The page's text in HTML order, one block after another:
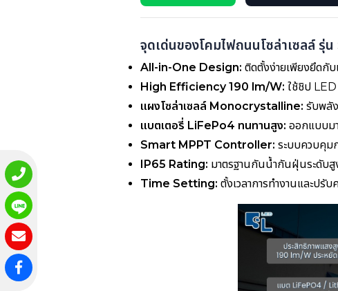
จุดเด่นของโคมไฟถนนโซล่าเซลล์ รุ่
All-in-One Design: ติดตั้งง่ายเพียงยึดกับ
High Efficiency 190 lm/W: ใช้ชิป LED
แผงโซล่าเซลล์ Monocrystalline: รับพลั
แบตเตอรี่ LiFePo4 ทนทานสูง: ออกแบบม
Smart MPPT Controller: ระบบควบคุม
IP65 Rating: มาตรฐานกันน้ำกันฝุ่นระดับ
Time Setting: ตั้งเวลาการทำงานและปรั